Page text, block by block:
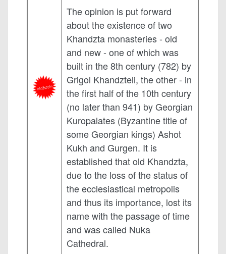
The opinion is put forward
about the existence of two
Khandzta monasteries - old
and new - one of which was
built in the 8th century (782) by
Grigol Khandzteli, the other - in
the first half of the 10th century
(no later than 941) by Georgian
Kuropalates (Byzantine title of
some Georgian kings) Ashot
Kukh and Gurgen. It is
established that old Khandzta,
due to the loss of the status of
the ecclesiastical metropolis
and thus its importance, lost its
name with the passage of time
and was called Nuka
Cathedral.